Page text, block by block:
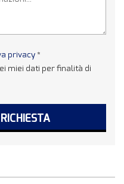
privacy*
miei dati per finalità di